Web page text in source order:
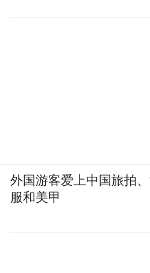
外国游客爱上中国旅拍
服和美甲